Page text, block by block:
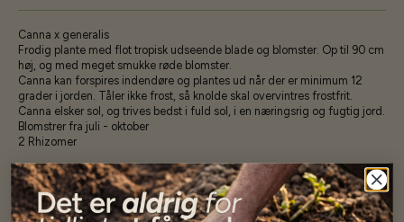
Canna x generalis
Frodig plante med flot tropisk udseende blade og blomster. Op til 90 cm
høj, og med meget smukke røde blomster.
Canna kan forspires indendøre og plantes ud når der er minimum 12
grader i jorden. Tåler ikke frost, så knolde skal overvintres frostfrit.
Canna elsker sol, og trives bedst i fuld sol, i en næringsrig og fugtig jord.
Blomstrer fra juli - oktober
2 Rhizomer
Specifikationer